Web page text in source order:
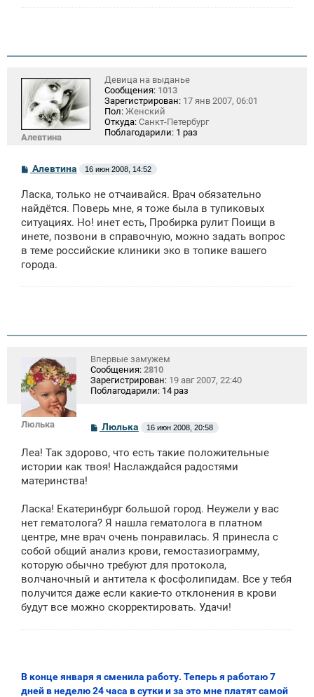
Алевтина
Девица на выданье
Сообщения: 1013
Зарегистрирован: 17 янв 2007, 06:01
Пол: Женский
Откуда: Санкт-Петербург
Поблагодарили: 1 раз
С
б
щ
н
и
Алевтина 16 июн 2008, 14:52
Ласка, только не отчаивайся. Врач обязательно
найдётся. Поверь мне, я тоже была в тупиковых
ситуациях. Но! инет есть, Пробирка рулит Поищи в
инете, позвони в справочную, можно задать вопрос
в теме российские клиники эко в топике вашего
города.
Люлька
Впервые замужем
Сообщения: 2810
Зарегистрирован: 19 авг 2007, 22:40
Поблагодарили: 14 раз
С
б
щ
Люлька 16 июн 2008, 20:58
Леа! Так здорово, что есть такие положительные
истории как твоя! Наслаждайся радостями
материнства!
Ласка! Екатеринбург большой город. Неужели у вас
нет гематолога? Я нашла гематолога в платном
центре, мне врач очень понравилась. Я принесла с
собой общий анализ крови, гемостазиограмму,
которую обычно требуют для протокола,
волчаночный и антитела к фосфолипидам. Все у тебя
получится даже если какие-то отклонения в крови
будут все можно скорректировать. Удачи!
В конце января я сменила работу. Теперь я работаю 7
дней в неделю 24 часа в сутки и за это мне платят самой